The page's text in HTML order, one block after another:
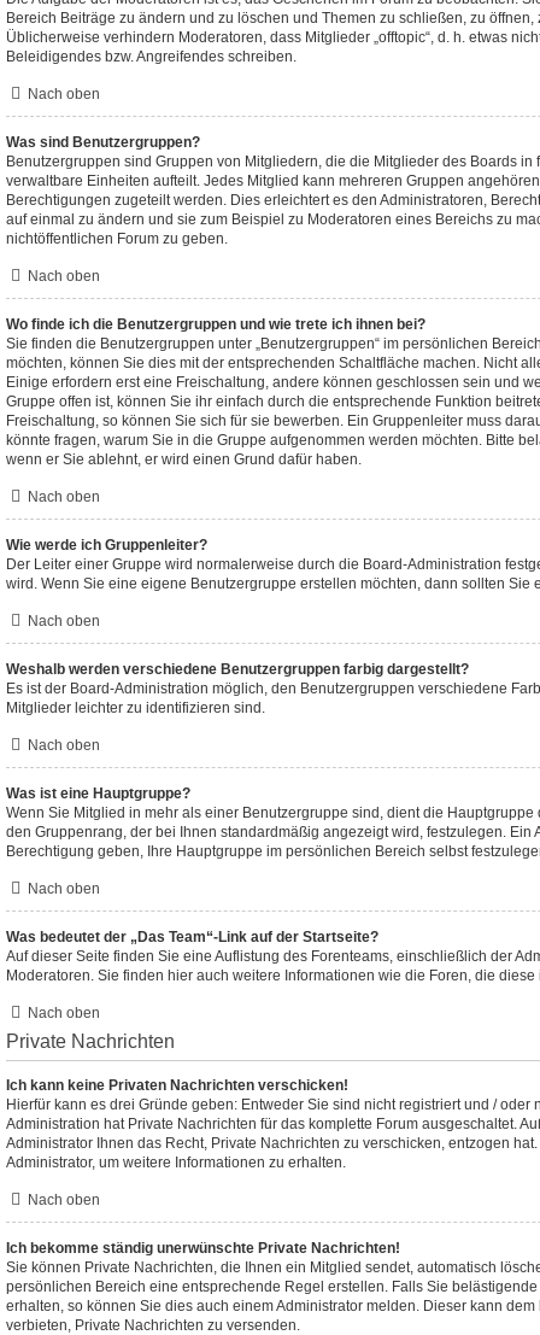
Bereich Beiträge zu ändern und zu löschen und Themen zu schließen, zu
Üblicherweise verhindern Moderatoren, dass Mitglieder „offtopic“, d. h. etwas
Beleidigendes bzw. Angreifendes schreiben.
Nach oben
Was sind Benutzergruppen?
Benutzergruppen sind Gruppen von Mitgliedern, die die Mitglieder des Boards in
verwaltbare Einheiten aufteilt. Jedes Mitglied kann mehreren Gruppen
Berechtigungen zugeteilt werden. Dies erleichtert es den Administratoren,
auf einmal zu ändern und sie zum Beispiel zu Moderatoren eines Bereichs zu
nichtöffentlichen Forum zu geben.
Nach oben
Wo finde ich die Benutzergruppen und wie trete ich ihnen bei?
Sie finden die Benutzergruppen unter „Benutzergruppen“ im persönlichen
möchten, können Sie dies mit der entsprechenden Schaltfläche machen. Nicht
Einige erfordern erst eine Freischaltung, andere können geschlossen sein und
Gruppe offen ist, können Sie ihr einfach durch die entsprechende Funktion
Freischaltung, so können Sie sich für sie bewerben. Ein Gruppenleiter muss
könnte fragen, warum Sie in die Gruppe aufgenommen werden möchten. Bitte
wenn er Sie ablehnt, er wird einen Grund dafür haben.
Nach oben
Wie werde ich Gruppenleiter?
Der Leiter einer Gruppe wird normalerweise durch die Board-Administration
wird. Wenn Sie eine eigene Benutzergruppe erstellen möchten, dann sollten Sie
Nach oben
Weshalb werden verschiedene Benutzergruppen farbig dargestellt?
Es ist der Board-Administration möglich, den Benutzergruppen verschiedene
Mitglieder leichter zu identifizieren sind.
Nach oben
Was ist eine Hauptgruppe?
Wenn Sie Mitglied in mehr als einer Benutzergruppe sind, dient die
den Gruppenrang, der bei Ihnen standardmäßig angezeigt wird, festzulegen. Ein
Berechtigung geben, Ihre Hauptgruppe im persönlichen Bereich selbst
Nach oben
Was bedeutet der „Das Team“-Link auf der Startseite?
Auf dieser Seite finden Sie eine Auflistung des Forenteams, einschließlich der
Moderatoren. Sie finden hier auch weitere Informationen wie die Foren, die
Nach oben
Private Nachrichten
Ich kann keine Privaten Nachrichten verschicken!
Hierfür kann es drei Gründe geben: Entweder Sie sind nicht registriert und / oder
Administration hat Private Nachrichten für das komplette Forum ausgeschaltet.
Administrator Ihnen das Recht, Private Nachrichten zu verschicken, entzogen
Administrator, um weitere Informationen zu erhalten.
Nach oben
Ich bekomme ständig unerwünschte Private Nachrichten!
Sie können Private Nachrichten, die Ihnen ein Mitglied sendet, automatisch
persönlichen Bereich eine entsprechende Regel erstellen. Falls Sie
erhalten, so können Sie dies auch einem Administrator melden. Dieser kann
verbieten, Private Nachrichten zu versenden.